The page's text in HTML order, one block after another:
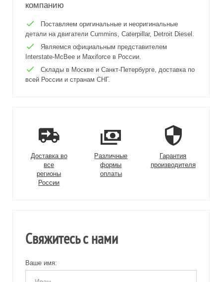
компанию
Поставляем оригинальные и неоригинальные
детали на двигатели Cummins, Caterpillar, Detroit Diesel.
Являемся официальным представителем
Interstate-McBee и Maxiforce в России.
Склады в Москве и Санкт-Петербурге, доставка по
всей России и странам СНГ.
Доставка во
все
регионы
России
Различные
формы
оплаты
Гарантия
производителя
Свяжитесь с нами
Ваше имя: